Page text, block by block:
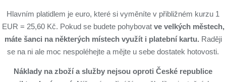
Hlavním platidlem je euro, které si vyměníte v přibližném kurzu 1
EUR = 25,60 Kč. Pokud se budete pohybovatve velkých městech,
máte šanci na některých místech využít i platební kartu. Raději
se na ni ale moc nespoléhejte a mějte u sebe dostatek hotovosti.
Náklady na zboží a služby nejsou oproti České republice